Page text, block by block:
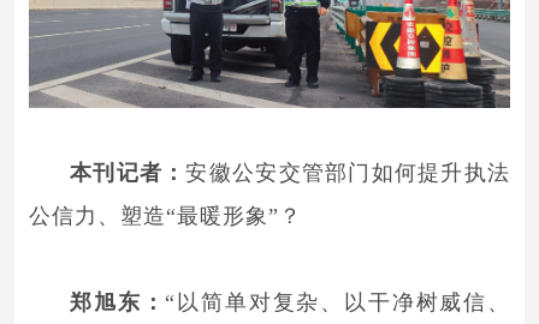
本刊记者：安徽公安交管部门如何提升执法
公信力、塑造“最暖形象”？
郑旭东： “以简单对复杂、以干净树威信、